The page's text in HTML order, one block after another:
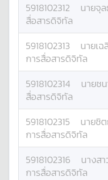
5918102312 นายจุ
สื่อสารดิจิทัล
5918102313 นายเ
การสื่อสารดิจิทัล
5918102314 นายช
สื่อสารดิจิทัล
5918102315 นายชิ
การสื่อสารดิจิทัล
5918102316 นางสา
การสื่อสารดิจิทัล